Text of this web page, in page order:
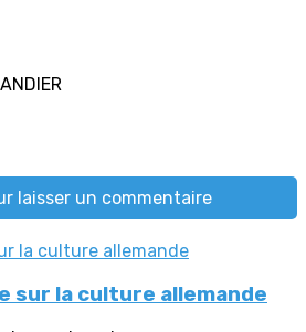
laisser un commentaire
la culture allemande